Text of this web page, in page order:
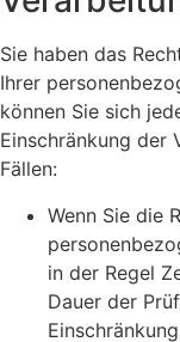
Sie haben das
Ihrer
können Sie sich
Einschränkung der
Fällen:
Wenn Sie die
in der Regel
Dauer der